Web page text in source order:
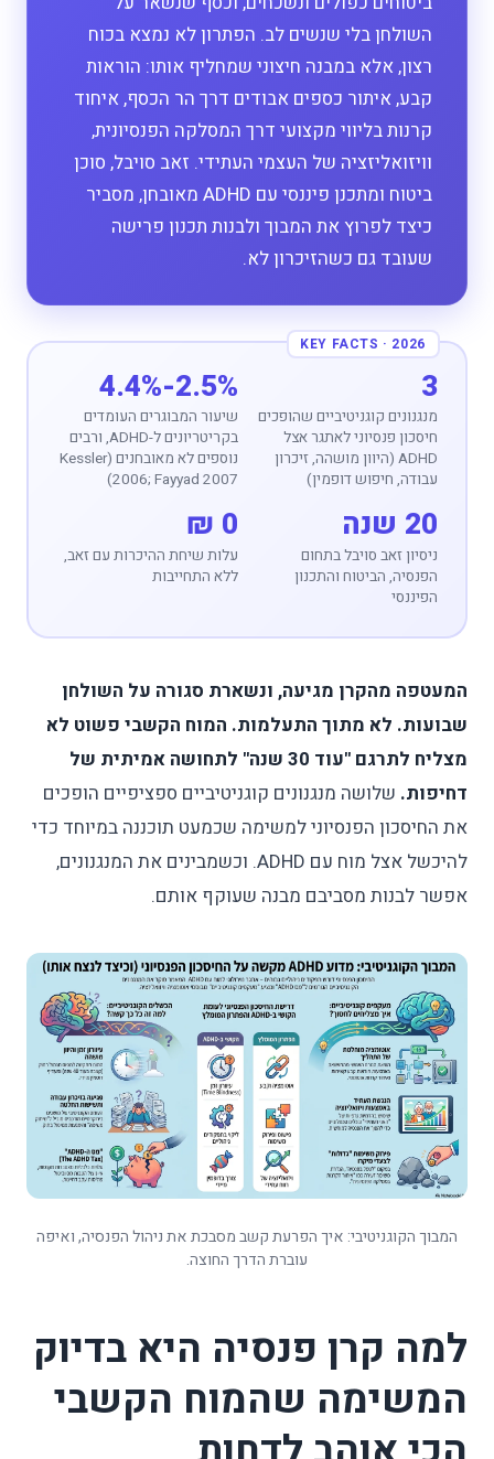
השולחן בלי שנשים לב. הפתרון לא נמצא בכוח
רצון, אלא במבנה חיצוני שמחליף אותו: הוראות
קבע, איתור כספים אבודים דרך הר הכסף, איחוד
קרנות בליווי מקצועי דרך המסלקה הפנסיונית,
וויזואליזציה של העצמי העתידי. זאב סויבל, סוכן
ביטוח ומתכנן פיננסי עם ADHD מאובחן, מסביר
כיצד לפרוץ את המבוך ולבנות תכנון פרישה
שעובד גם כשהזיכרון לא.
3
מנגנונים קוגניטיביים שהופכים
חיסכון פנסיוני לאתגר אצל
ADHD (היוון מושהה, זיכרון
עבודה, חיפוש דופמין)
2.5%-4.4%
שיעור המבוגרים העומדים
בקריטריונים ל-ADHD, ורבים
נוספים לא מאובחנים (Kessler
2006; Fayyad 2007)
20 שנה
ניסיון זאב סויבל בתחום
הפנסיה, הביטוח והתכנון
הפיננסי
0 ₪
עלות שיחת ההיכרות עם זאב,
ללא התחייבות
המעטפה מהקרן מגיעה, ונשארת סגורה על השולחן
שבועות. לא מתוך התעלמות. המוח הקשבי פשוט לא
מצליח לתרגם "עוד 30 שנה" לתחושה אמיתית של
דחיפות. שלושה מנגנונים קוגניטיביים ספציפיים הופכים
את החיסכון הפנסיוני למשימה שכמעט תוכננה במיוחד כדי
להיכשל אצל מוח עם ADHD. וכשמבינים את המנגנונים,
אפשר לבנות מסביבם מבנה שעוקף אותם.
המבוך הקוגניטיבי: איך הפרעת קשב מסבכת את ניהול הפנסיה, ואיפה
עוברת הדרך החוצה.
למה קרן פנסיה היא בדיוק
המשימה שהמוח הקשבי